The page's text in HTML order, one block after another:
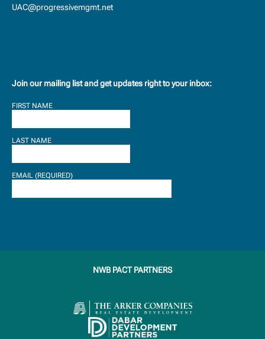
UAC@progressivemgmt.net
Join our mailing list and get updates right to your inbox:
FIRST NAME
LAST NAME
EMAIL (REQUIRED)
NWB PACT PARTNERS